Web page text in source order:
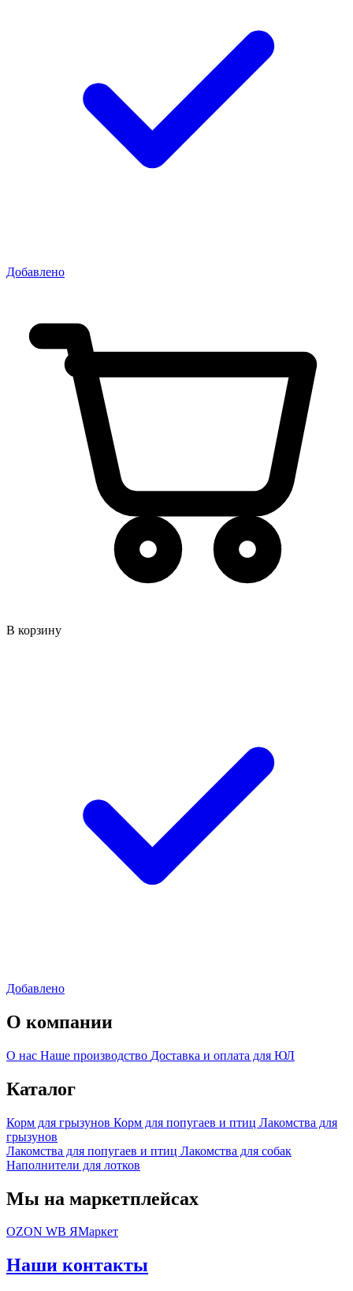
Добавлено
В корзину
Добавлено
О компании
О нас Наше производство Доставка и оплата для ЮЛ
Каталог
Корм для грызунов Корм для попугаев и птиц Лакомства для
грызунов
Лакомства для попугаев и птиц Лакомства для собак
Наполнители для лотков
Мы на маркетплейсах
OZON WB ЯМаркет
Наши контакты